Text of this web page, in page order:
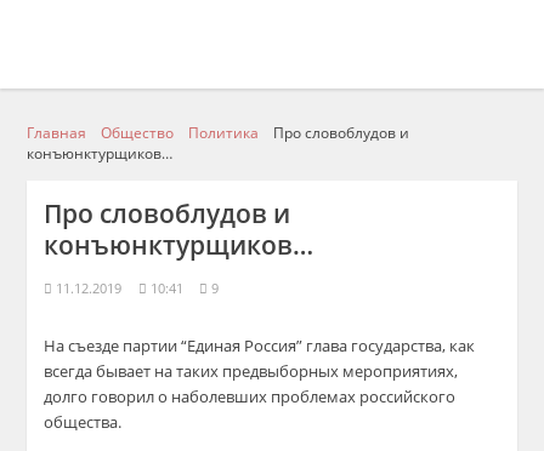
Главная Общество Политика
Про словоблудов и
конъюнктурщиков…
Про словоблудов и
конъюнктурщиков…
11.12.2019 10:41 9
На съезде партии “Единая Россия” глава государства, как
всегда бывает на таких предвыборных мероприятиях,
долго говорил о наболевших проблемах российского
общества.